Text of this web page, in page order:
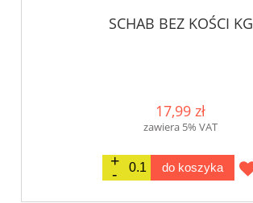
SCHAB BEZ KOŚCI KG
17,99 zł
zawiera 5% VAT
do koszyka